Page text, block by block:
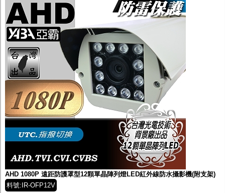
IP網路攝影機及錄放影機
AHD DVR數位錄放影機
AHD半球型(適用屋內)
AHD中小型紅外線攝影機(適用騎樓、室內外)
AHD防護罩型攝影機(適用屋外，紅外線照射
距離遠）
AHD特殊功能型攝影機
旋轉型攝影機.旋轉台
傳統高解析攝影機
鏡頭
投光設備
防護罩及支架
多路攝影機單軸傳輸
監聽器.麥克風
網路設備
雙絞線傳輸器
雜訊改善器
分配放大器
網路線用水晶頭
AHD 1080P 遠距防護罩型12顆單晶陣列燈LED紅外線防水攝影機(附支架)
料號:IR-OFP12V